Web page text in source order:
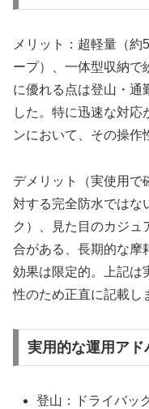
メリット：超軽量（約
ープ）、一体型収納で
に優れる点は登山・通
した。特に迅速な対応
ンにおいて、その操作
デメリット（実使用で
対する完全防水ではな
ク）、見た目のカジュ
合がある、長期的な摩
効果は限定的。上記は
性のため正直に記載し
実用的な運用アド
登山：ドライバッ